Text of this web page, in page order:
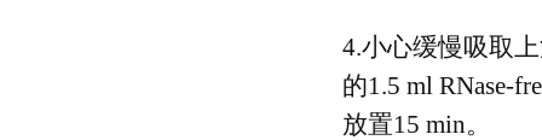
4.小心缓慢吸取
的1.5 ml RNase-
放置15 min。